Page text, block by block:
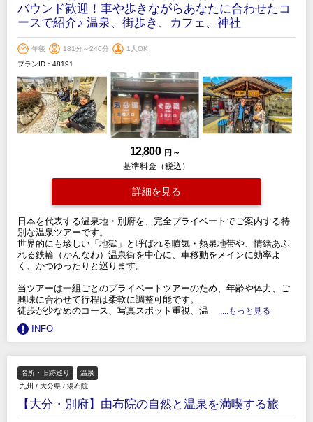
バウンド歓迎！車や歩きながらあなたに合わせたコ
ースで紹介♪ 温泉、街歩き、カフェ、神社
午後 181分～240分
1人OK
プランID：48191
12,800 円 ～
基準料金（税込）
詳細を見る
日本を代表する温泉地・別府を、完全プライベートでご案内する特
別な温泉ツアーです。
世界的にも珍しい「地獄」と呼ばれる噴気・熱泉地帯や、情緒あふ
れる鉄輪（かんなわ）温泉街を中心に、車移動をメインに効率よ
く、かつゆったりと巡ります。
当ツアーは一組ごとのプライベートツアーのため、年齢や体力、ご
興味に合わせて行程は柔軟に調整可能です。
徒歩が少なめのコース、写真スポット重視、温
.....もっと見る
INFO
名所・旧跡巡り
温泉
九州 / 大分県 / 湯布院
【大分・別府】由布院の自然と温泉を満喫する旅